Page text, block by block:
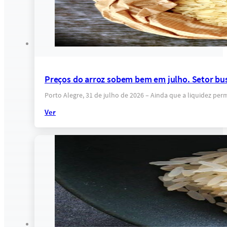
Preços do arroz sobem bem em julho. Setor
Porto Alegre, 31 de julho de 2026 – Ainda que a liquidez
Ver